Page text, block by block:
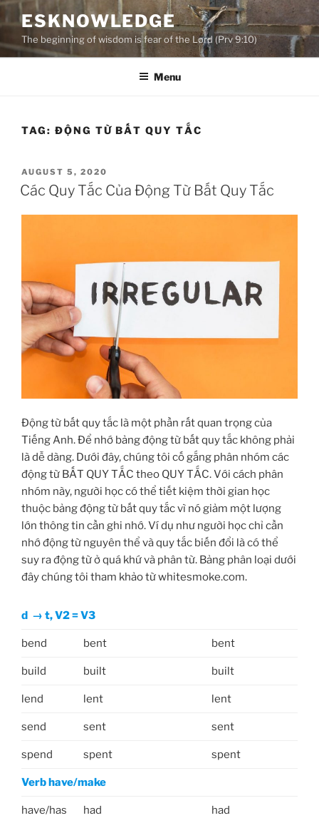
Skip
to
content
ESKNOWLEDGE
The beginning of wisdom is fear of the Lord (Prv 9:10)
Menu
TAG: ĐỘNG TỪ BẤT QUY TẮC
POSTED
ON
AUGUST 5, 2020
Các Quy Tắc Của Động Từ Bất Quy Tắc
Động từ bất quy tắc là một phần rất quan trọng của
Tiếng Anh. Để nhớ bảng động từ bất quy tắc không phải
là dễ dàng. Dưới đây, chúng tôi cố gắng phân nhóm các
động từ BẤT QUY TẮC theo QUY TẮC. Với cách phân
nhóm này, người học có thể tiết kiệm thời gian học
thuộc bảng động từ bất quy tắc vì nó giảm một lượng
lớn thông tin cần ghi nhớ. Ví dụ như người học chỉ cần
nhớ động từ nguyên thể và quy tắc biến đổi là có thể
suy ra động từ ở quá khứ và phân từ. Bảng phân loại dưới
đây chúng tôi tham khảo từ whitesmoke.com.
d → t, V2 = V3
bend bent bent
build built built
lend lent lent
send sent sent
spend spent spent
Verb have/make
have/has had had